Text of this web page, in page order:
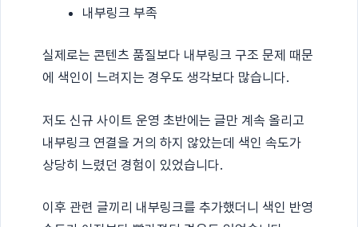
내부링크 부족
실제로는 콘텐츠 품질보다 내부링크 구조 문제 때문
에 색인이 느려지는 경우도 생각보다 많습니다.
저도 신규 사이트 운영 초반에는 글만 계속 올리고
내부링크 연결을 거의 하지 않았는데 색인 속도가
상당히 느렸던 경험이 있었습니다.
이후 관련 글끼리 내부링크를 추가했더니 색인 반영